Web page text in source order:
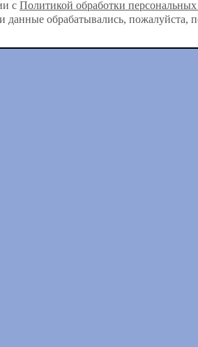
с Политикой обработки
данные обрабатывались, пожалуйста,